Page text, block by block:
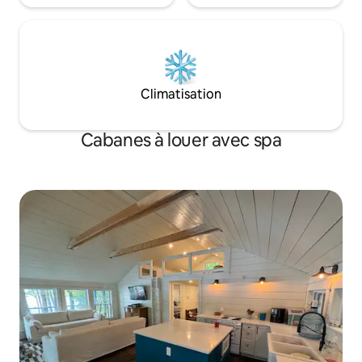
Climatisation
Cabanes à louer avec spa